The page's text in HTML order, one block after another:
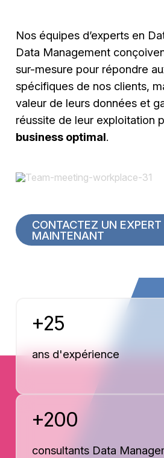
Nos équipes d’experts en
Data Management
sur-mesure pour répondre
spécifiques de nos clients,
valeur de leurs données et
réussite de leur exploitation
business optimal.
CONTACTEZ UN EXPERT
MAINTENANT
+25
ans d'expérience
+200
consultants Data